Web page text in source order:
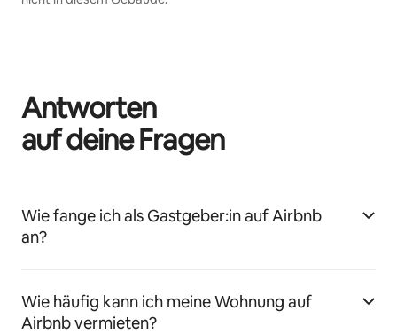
Antworten
auf deine Fragen
Wie fange ich als Gastgeber:in auf Airbnb
an?
Wie häufig kann ich meine Wohnung auf
Airbnb vermieten?